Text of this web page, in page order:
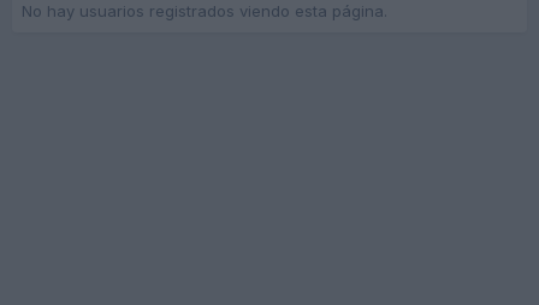
No hay usuarios registrados viendo esta página.